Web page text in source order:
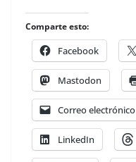
Comparte esto:
Facebook
Mastodon
Correo electrónico
LinkedIn